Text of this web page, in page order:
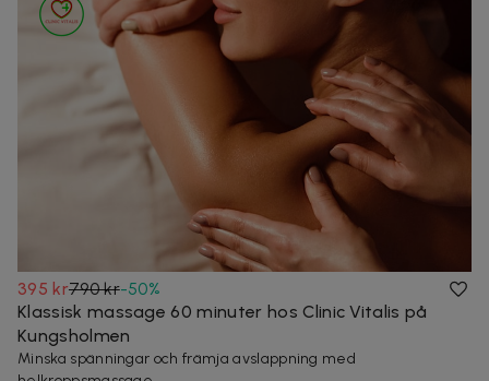
395 kr790 kr-50%
Klassisk massage 60 minuter hos Clinic Vitalis på
Kungsholmen
Minska spänningar och främja avslappning med